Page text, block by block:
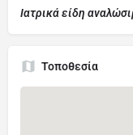
Ιατρικά είδη
Τοποθεσία